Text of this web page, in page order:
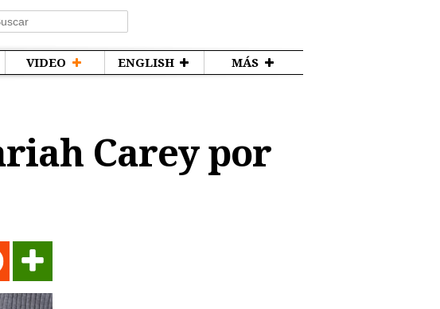
VIDEO ENGLISH MÁS
Carey por